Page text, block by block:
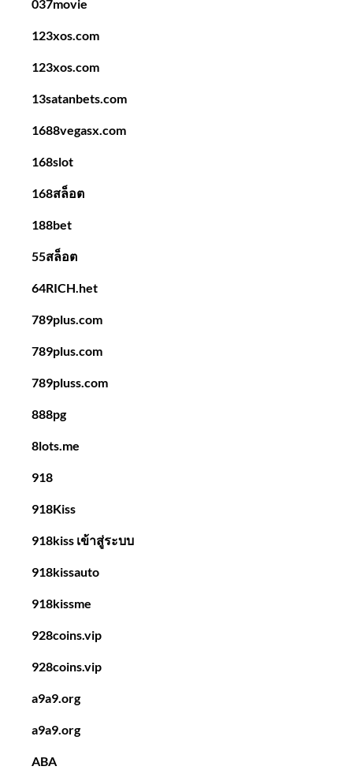
037movie
123xos.com
123xos.com
13satanbets.com
1688vegasx.com
168slot
168สล็อต
188bet
55สล็อต
64RICH.het
789plus.com
789plus.com
789pluss.com
888pg
8lots.me
918
918Kiss
918kiss เข้าสู่ระบบ
918kissauto
918kissme
928coins.vip
928coins.vip
a9a9.org
a9a9.org
ABA